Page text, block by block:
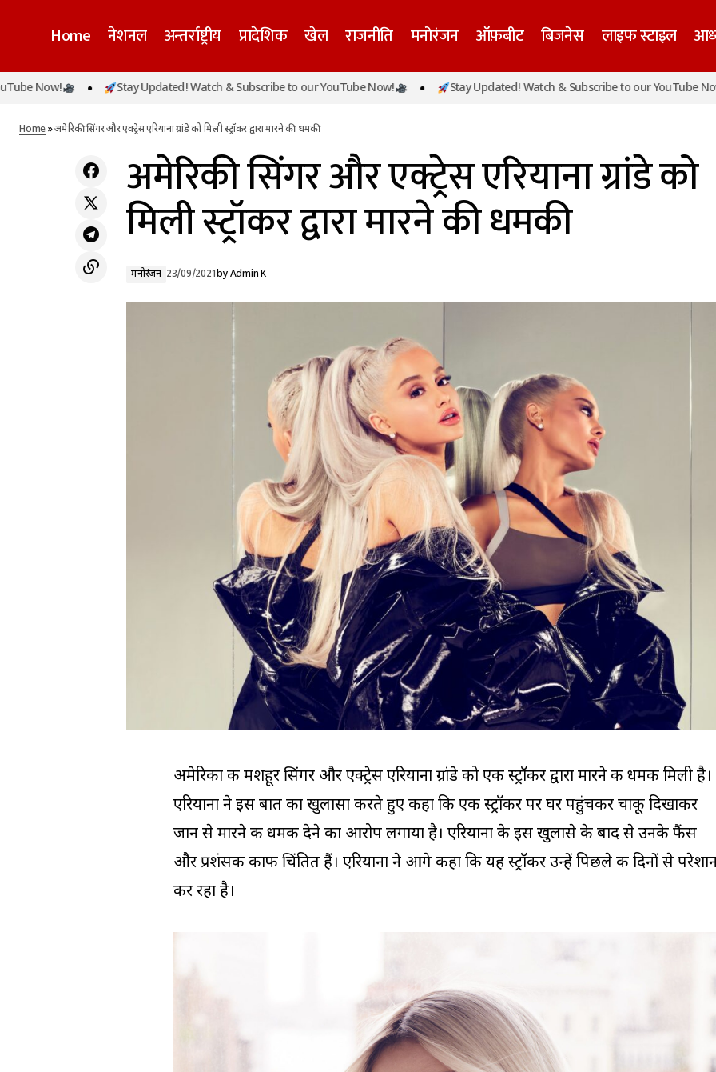
Home नेशनल अन्तर्राष्ट्रीय प्रादेशिक खेल राजनीति मनोरंजन ऑफ़बीट बिजनेस लाइफ स्टाइल
मंत्री स्वाती सिंह ने किया स्वावलंबन कैंप का आयोजन,
वृद्धजनों और निराश्रित महिलाओं की समस्याओं का
अमेरिकी सिंगर और एक्ट्रेस एरियाना ग्रांडे को मिली स्ट्रॉकर द्वारा
Stay Updated! Watch & Subscribe to our YouTube Now! Stay Updated! Watch & Subscribe to our YouTube Now!
Home»अमेरिकी सिंगर और एक्ट्रेस एरियाना ग्रांडे को मिली स्ट्रॉकर द्वारा मारने की धमकी
अमेरिकी सिंगर और एक्ट्रेस एरियाना ग्रांडे को
मिली स्ट्रॉकर द्वारा मारने की धमकी
मनोरंजन 23/09/2021byAdmin K
अमेरिका की मशहूर सिंगर और एक्ट्रेस एरियाना ग्रांडे को एक स्ट्रॉकर द्वारा मारने की धमकी मिली है।
एरियाना ने इस बात का खुलासा करते हुए कहा कि एक स्ट्रॉकर पर घर पहुंचकर चाकू दिखाकर
जान से मारने की धमकी देने का आरोप लगाया है। एरियाना के इस खुलासे के बाद से उनके फैंस
और प्रशंसक काफी चिंतित हैं। एरियाना ने आगे कहा कि यह स्ट्रॉकर उन्हें पिछले की दिनों से
कर रहा है।